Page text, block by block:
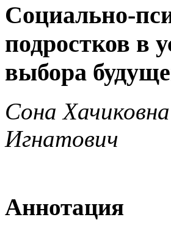
Социально-
подростков в
выбора
Сона
Игнатович
Аннотация